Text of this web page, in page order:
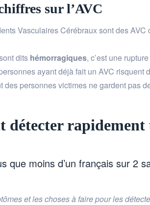
sur l’AVC
Vasculaires Cérébraux sont des AVC
dits hémorragiques, c’est une
ayant déjà fait un AVC risquent
des personnes victimes ne gardent pas
détecter rapidement
que moins d’un français sur 2
et les choses à faire pour les